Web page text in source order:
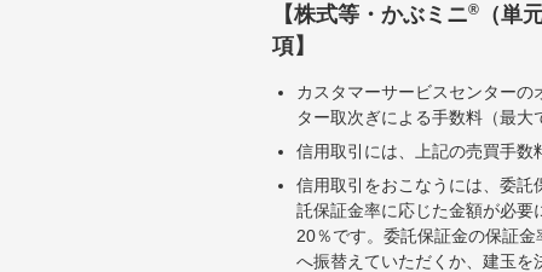
【株式等・かぶミニ®
（単
項】
カスタマーサービスセンター
ター取次ぎによる手数料（最
信用取引には、上記の売買手
信用取引をおこなうには、委
託保証金率に応じた金額が必
20％です。委託保証金の保証
へ振替えていただくか、建玉